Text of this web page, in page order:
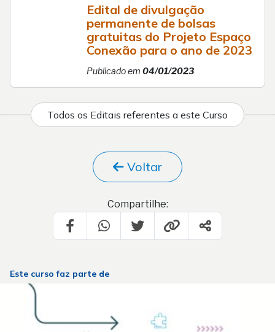
Edital de divulgação
permanente de bolsas
gratuitas do Projeto Espaço
Conexão para o ano de 2023
Publicado em 04/01/2023
Todos os Editais referentes a este Curso
Voltar
Compartilhe:
Este curso faz parte de